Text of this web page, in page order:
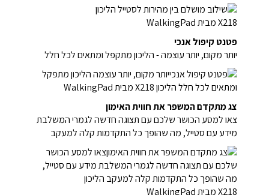
פטנט קיפול אנכי
יותר מקום, יותר עוצמה - הליכון מתקפל ומתאים לכל חלל
צג מתקדם המשפר את חווית האימון
צאו למסע הכושר שלכם עם תצוגה חדשה לגמרי המשלבת
מידע עם סטייל, מה שהופך כל התקדמות קלה למעקב